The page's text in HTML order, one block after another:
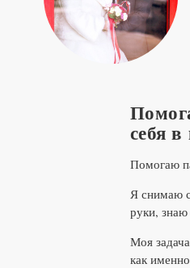
себя
Помогаю
Я снимаю
руки,
Моя
как